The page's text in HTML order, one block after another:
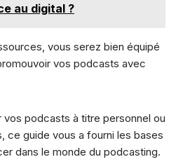
au digital ?
vous serez bien équipé
vos podcasts avec
vos podcasts à titre personnel ou
ce guide vous a fourni les bases
dans le monde du podcasting.